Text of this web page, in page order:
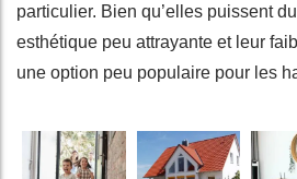
particulier. Bien qu’elles puissent
esthétique peu attrayante et leur
une option peu populaire pour les